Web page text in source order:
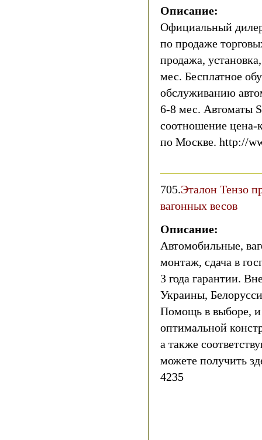
Описание:
Официальный
по продаже
продажа,
мес. Бесплатное
обслуживанию
6-8 мес. Автоматы
соотношение цена-
по Москве. http://
705.Эталон Тензо
вагонных весов
Описание:
Автомобильные,
монтаж, сдача в
3 года гарантии.
Украины,
Помощь в выборе,
оптимальной
а также
можете получить
4235